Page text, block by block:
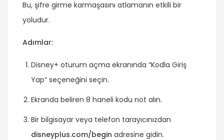
Bu, şifre girme karmaşasını atlamanın etkili bir
yoludur.
Adımlar:
Disney+ oturum açma ekranında “Kodla Giriş
Yap” seçeneğini seçin.
Ekranda beliren 8 haneli kodu not alın.
Bir bilgisayar veya telefon tarayıcınızdan
disneyplus.com/begin adresine gidin.